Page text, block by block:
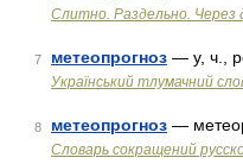
Слитно. Раздельно. Через
7 метеопрогноз — у, ч.,
Український тлумачний
8 метеопрогноз —
Словарь сокращений